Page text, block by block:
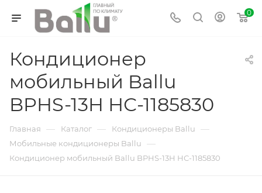
0
Кондиционер
мобильный Ballu
BPHS-13H НС-1185830
Главная — Каталог — Кондиционеры Ballu —
Мобильные кондиционеры Ballu —
Кондиционер мобильный Ballu BPHS-13H НС-1185830